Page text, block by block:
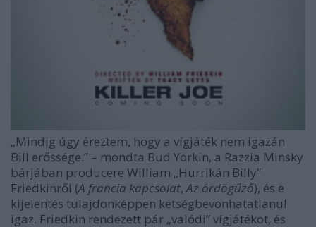
„Mindig úgy éreztem, hogy a vígjáték nem igazán
Bill erőssége.” – mondta Bud Yorkin, a Razzia Minsky
bárjában producere William „Hurrikán Billy”
Friedkinről (A francia kapcsolat,Az ördögűző), és e
kijelentés tulajdonképpen kétségbevonhatatlanul
igaz. Friedkin rendezett pár „valódi” vígjátékot, és